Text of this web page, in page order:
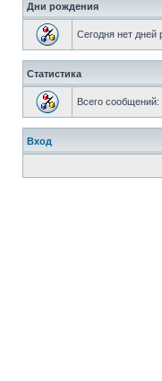
Дни рождения
Сегодня нет дней
Статистика
Всего сообщений:
Вход